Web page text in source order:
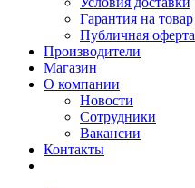
Гарантия на товар
Публичная оферта
Производители
Магазин
О компании
Новости
Сотрудники
Вакансии
Контакты